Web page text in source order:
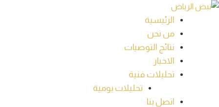
Skip
الرئيسية
من نحن
نتائج التوصيات
الاخبار
تحليلات فنية
تحليلات يومية
اتصل بنا